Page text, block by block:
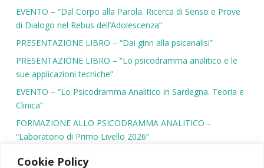
Cookie Policy
EVENTO – “Dal Corpo alla Parola. Ricerca di Senso e Prove
di Dialogo nel Rebus dell’Adolescenza”
PRESENTAZIONE LIBRO – “Dai ginn alla psicanalisi”
PRESENTAZIONE LIBRO – “Lo psicodramma analitico e le
sue applicazioni tecniche”
EVENTO – “Lo Psicodramma Analitico in Sardegna. Teoria e
Clinica”
FORMAZIONE ALLO PSICODRAMMA ANALITICO –
“Laboratorio di Primo Livello 2026”